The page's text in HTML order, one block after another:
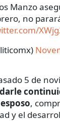
Manzo
no
5 de
,
y el